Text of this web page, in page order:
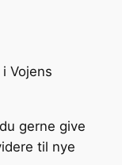
Vojens
gerne give
til nye